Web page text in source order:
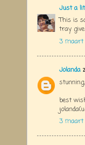
Just a
This is
tray
3 maart
Jolanda
best
3 maart